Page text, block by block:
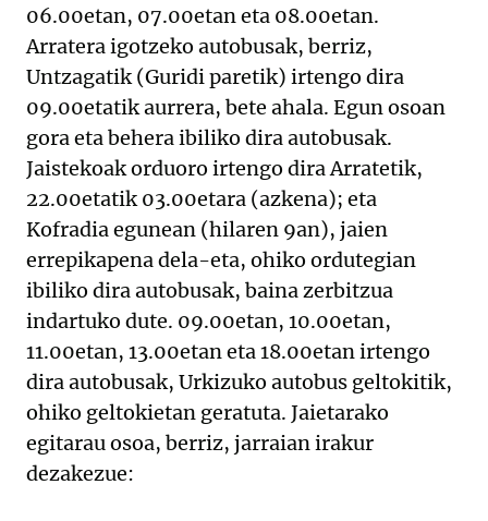
06.00etan, 07.00etan eta 08.00etan.
Arratera igotzeko autobusak, berriz,
Untzagatik (Guridi paretik) irtengo dira
09.00etatik aurrera, bete ahala. Egun osoan
gora eta behera ibiliko dira autobusak.
Jaistekoak orduoro irtengo dira Arratetik,
22.00etatik 03.00etara (azkena); eta
Kofradia egunean (hilaren 9an), jaien
errepikapena dela-eta, ohiko ordutegian
ibiliko dira autobusak, baina zerbitzua
indartuko dute. 09.00etan, 10.00etan,
11.00etan, 13.00etan eta 18.00etan irtengo
dira autobusak, Urkizuko autobus geltokitik,
ohiko geltokietan geratuta. Jaietarako
egitarau osoa, berriz, jarraian irakur
dezakezue: